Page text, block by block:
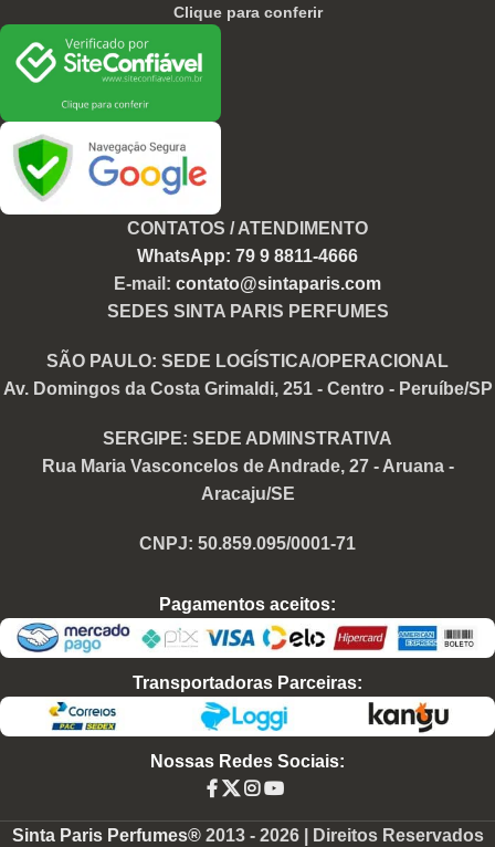
Clique para conferir
CONTATOS / ATENDIMENTO
WhatsApp: 79 9 8811-4666
E-mail: contato@sintaparis.com
SEDES SINTA PARIS PERFUMES
SÃO PAULO: SEDE LOGÍSTICA/OPERACIONAL
Av. Domingos da Costa Grimaldi, 251 - Centro - Peruíbe/SP
SERGIPE: SEDE ADMINSTRATIVA
Rua Maria Vasconcelos de Andrade, 27 - Aruana -
Aracaju/SE
CNPJ: 50.859.095/0001-71
Pagamentos aceitos:
Transportadoras Parceiras:
Nossas Redes Sociais:
Sinta Paris Perfumes® 2013 - 2026 | Direitos Reservados